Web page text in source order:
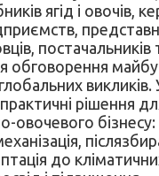
ягід і овочів,
обговорення
викликів.
рішення
овочевого бізнесу:
до